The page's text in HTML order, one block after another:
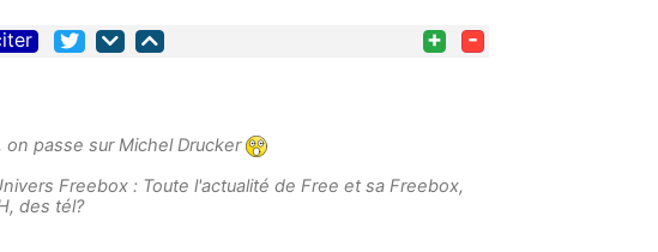
+ -
on passe surMichel Drucker
Freebox : Toute l'actualité de Free et sa Freebox,
des tél?